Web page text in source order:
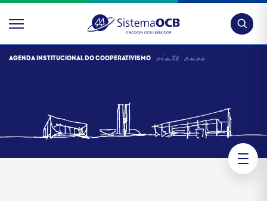
AGENDA INSTITUCIONAL DO COOPERATIVISMO